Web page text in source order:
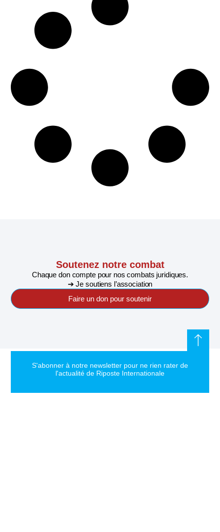
Soutenez notre combat
Chaque don compte pour nos combats juridiques.
➔ Je soutiens l’association
Faire un don pour soutenir
S'abonner à notre newsletter pour ne rien rater de
l'actualité de Riposte Internationale